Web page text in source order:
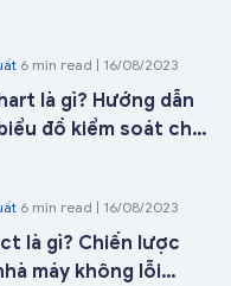
6 min read | 16/08/2023
là gì? Hướng dẫn
đồ kiểm soát chất
6 min read | 16/08/2023
là gì? Chiến lược
máy không lỗi